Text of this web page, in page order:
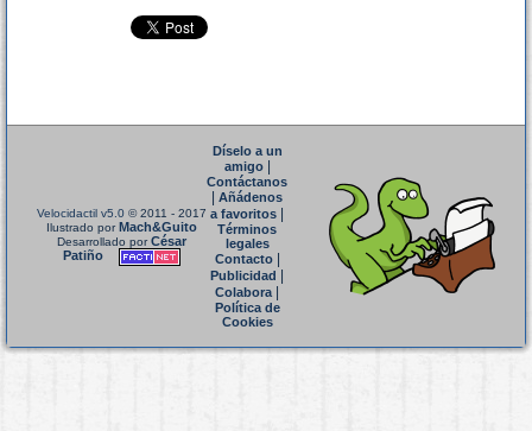
Velocidactil v5.0 © 2011 - 2017
Ilustrado porMach&Guito
Desarrollado porCésar
Patiño
Díselo a un
amigo|
Contáctanos
Añádenos
a favoritos
Términos
legales
Contacto|
Publicidad
Colabora|
Política de
Cookies